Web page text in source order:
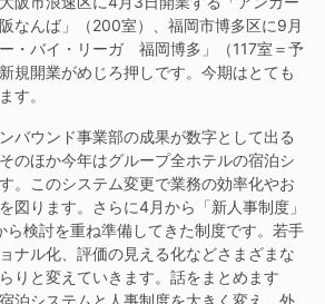
なんば」（200室）、福岡市博多区に9月
・バイ・リーガ 福岡博多」（117室＝予
規開業がめじろ押しです。今期はとても
す。
バウンド事業部の成果が数字として出る
のほか今年はグループ全ホテルの宿泊シ
。このシステム変更で業務の効率化やお
図ります。さらに4月から「新人事制度」
ら検討を重ね準備してきた制度です。若手
ナル化、評価の見える化などさまざまな
りと変えていきます。話をまとめます
泊システムと人事制度を大きく変え、外